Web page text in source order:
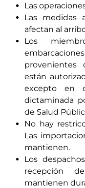
Las
Las medidas
afectan al
Los
provenientes
están
excepto en
dictaminada
de Salud
No hay
Las
mantienen.
Los
recepción
mantienen